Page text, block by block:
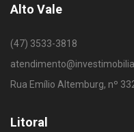
Alto Vale
(47) 3533-3818
Rua Emílio Altemburg, nº
Litoral